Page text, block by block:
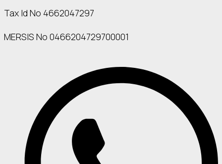
Tax Id No 4662047297
MERSIS No 0466204729700001